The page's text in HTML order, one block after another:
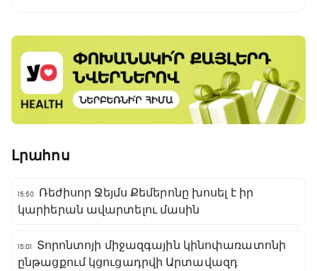
Լրահոս
15:50
Ռեժիսոր Ջեյմս Քեմերոնը խոսել է իր
կարիերան ավարտելու մասին
15:01
Տորոնտոյի միջազգային կինոփառատոնի
ընթացքում կցուցադրվի Արտավազդ